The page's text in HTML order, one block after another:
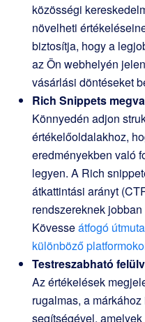
közösségi
növelheti
biztosítja, hogy a
az Ön webhelyén
vásárlási döntéseket
Rich Snippets
Könnyedén adjon
értékelőoldalakhoz,
eredményekben való
legyen. A Rich
átkattintási arányt
rendszereknek
Kövesseátfogó
különböző
Testreszabható
Az értékelések
rugalmas, a
segítségével,